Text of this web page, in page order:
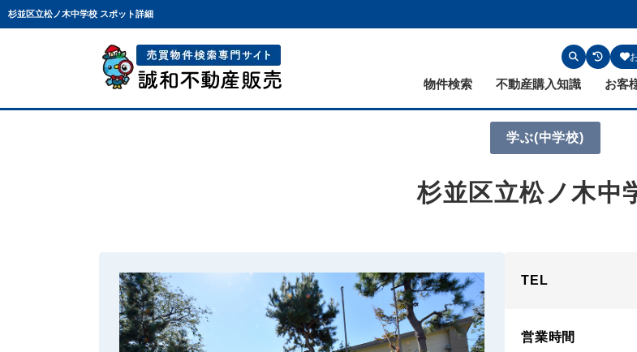
杉並区立松ノ木中学校 スポット詳細
物件検索 不動産購入知識 お客
学ぶ(中学校)
杉並区立松ノ木中
TEL
営業時間